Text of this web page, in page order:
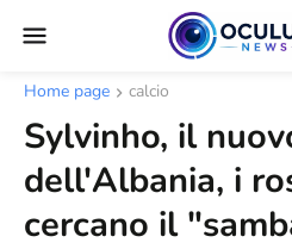
Home page calcio
Sylvinho, il
dell'Albania, i
cercano il